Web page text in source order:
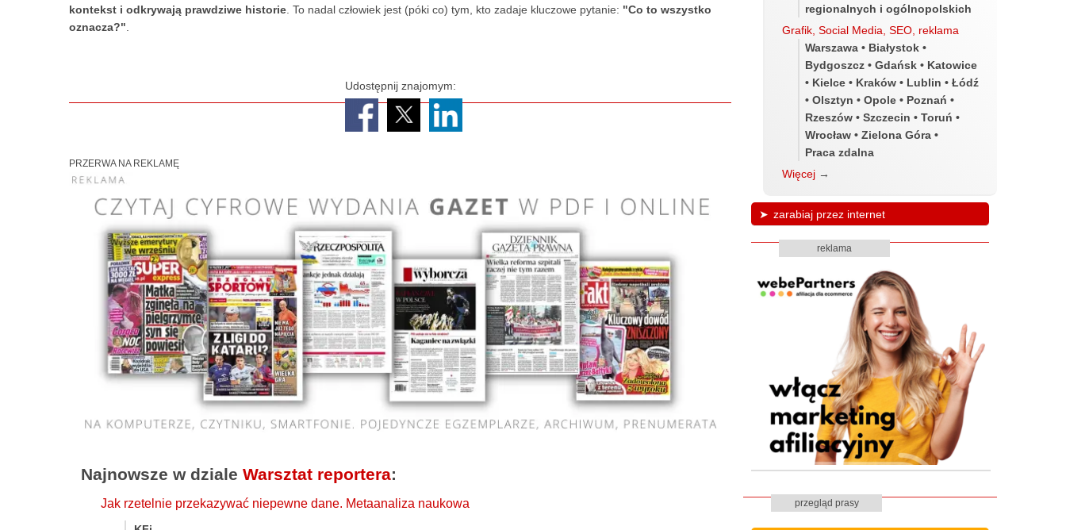
kontekst i odkrywają prawdziwe historie . To nadal człowiek jest (póki co) tym, kto zadaje kluczowe pytanie: "Co to wszystko
oznacza?"
Udostępnij znajomym:
PRZERWA NA REKLAMĘ
Najnowsze w dziale Warsztat reportera:
Jak rzetelnie przekazywać niepewne dane. Metaanaliza naukowa
regionalnych i ogólnopolskich
Grafik, Social Media, SEO, reklama
Warszawa • Białystok •
Bydgoszcz • Gdańsk • Katowice
• Kielce • Kraków • Lublin • Łódź
• Olsztyn • Opole • Poznań •
Rzeszów • Szczecin • Toruń •
Wrocław • Zielona Góra •
Praca zdalna
Więcej →
zarabiaj przez internet
reklama
przegląd prasy